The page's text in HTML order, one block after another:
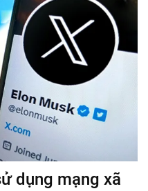
dụng mạng xã